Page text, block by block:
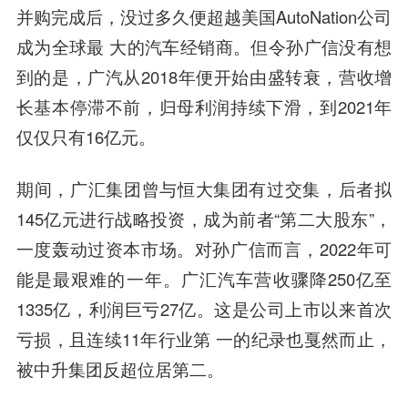
并购完成后，没过多久便超越美国AutoNation公司
成为全球最 大的汽车经销商。但令孙广信没有想
到的是，广汽从2018年便开始由盛转衰，营收增
长基本停滞不前，归母利润持续下滑，到2021年
仅仅只有16亿元。
期间，广汇集团曾与恒大集团有过交集，后者拟
145亿元进行战略投资，成为前者“第二大股东”，
一度轰动过资本市场。对孙广信而言，2022年可
能是最艰难的一年。广汇汽车营收骤降250亿至
1335亿，利润巨亏27亿。这是公司上市以来首次
亏损，且连续11年行业第 一的纪录也戛然而止，
被中升集团反超位居第二。